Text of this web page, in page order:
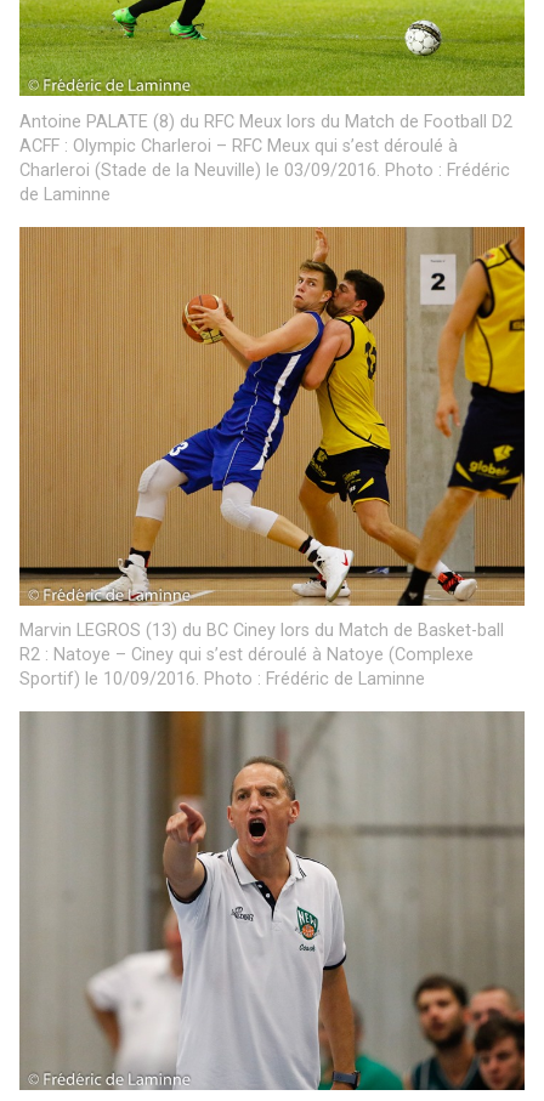
Antoine PALATE (8) du RFC Meux lors du Match de Football D2
ACFF : Olympic Charleroi – RFC Meux qui s’est déroulé à
Charleroi (Stade de la Neuville) le 03/09/2016. Photo : Frédéric
de Laminne
Marvin LEGROS (13) du BC Ciney lors du Match de Basket-ball
R2 : Natoye – Ciney qui s’est déroulé à Natoye (Complexe
Sportif) le 10/09/2016. Photo : Frédéric de Laminne